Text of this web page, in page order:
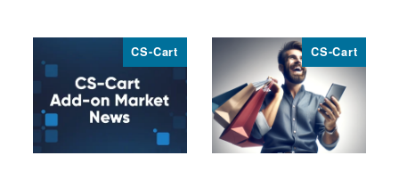
CS-Cart CS-Cart